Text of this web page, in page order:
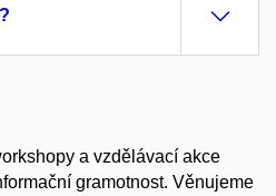
a vzdělávací akce
gramotnost. Věnujeme